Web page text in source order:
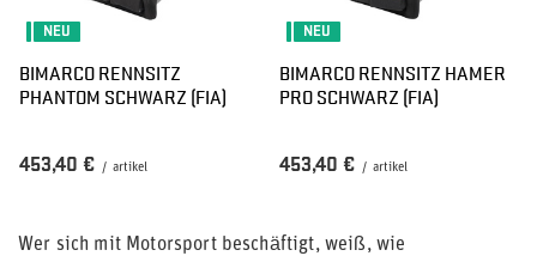
NEU
BIMARCO RENNSITZ
PHANTOM SCHWARZ (FIA)
453,40 € / artikel
NEU
BIMARCO RENNSITZ HAMER
PRO SCHWARZ (FIA)
453,40 € / artikel
Wer sich mit Motorsport beschäftigt, weiß, wie